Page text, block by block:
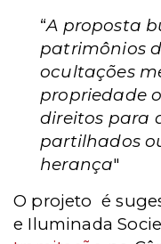
“A proposta
patrimônios
ocultações
propriedade
direitos para
partilhados
herança"
O projeto é
e Iluminada